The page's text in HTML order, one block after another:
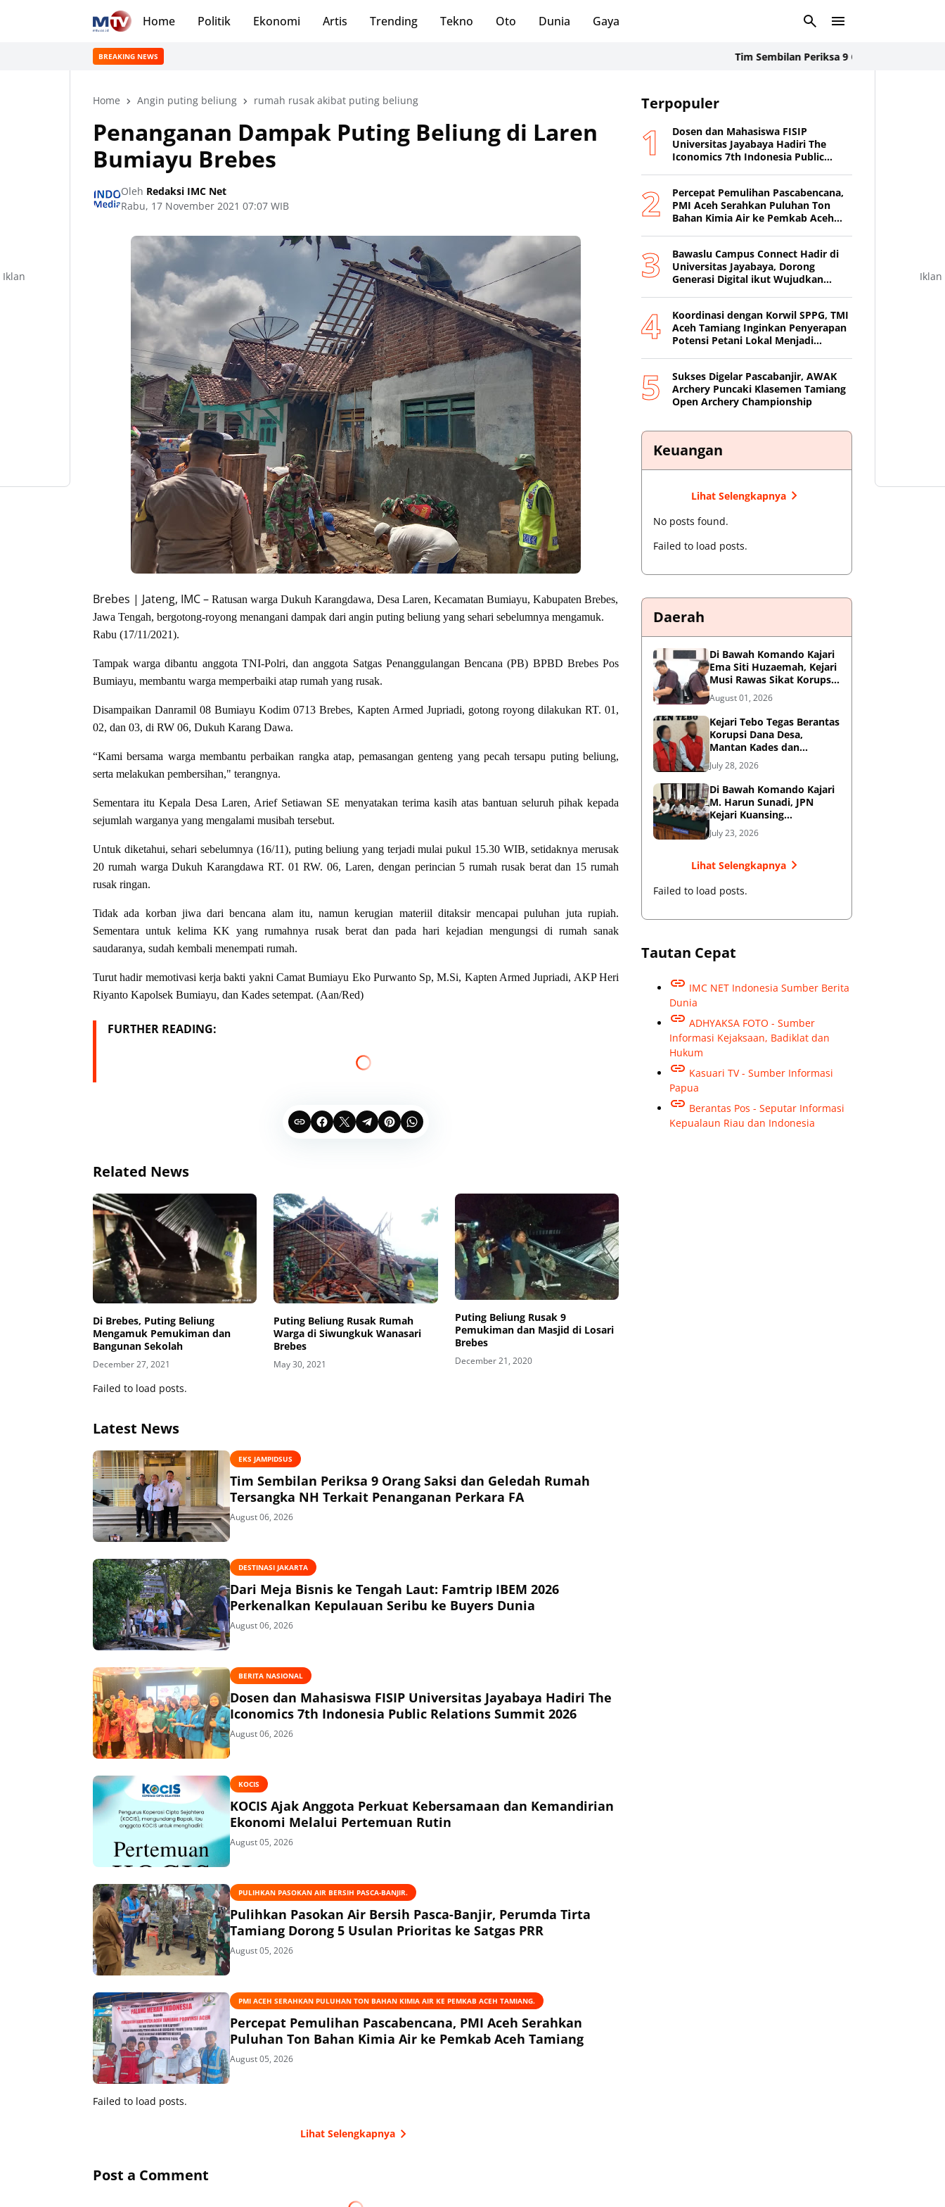
Home Politik Ekonomi Artis Trending Tekno Oto Dunia Gaya
BREAKING NEWS Tim Sembilan Periksa 9 Orang Saksi dan
Home Angin puting beliung rumah rusak akibat puting beliung
Penanganan Dampak Puting Beliung di Laren
Bumiayu Brebes
Oleh Redaksi IMC Net
Rabu, 17 November 2021 07:07 WIB
Brebes | Jateng, IMC – Ratusan warga Dukuh Karangdawa, Desa Laren, Kecamatan Bumiayu, Kabupaten Brebes,
Jawa Tengah, bergotong-royong menangani dampak dari angin puting beliung yang sehari sebelumnya mengamuk.
Rabu (17/11/2021).
Tampak warga dibantu anggota TNI-Polri, dan anggota Satgas Penanggulangan Bencana (PB) BPBD Brebes Pos
Bumiayu, membantu warga memperbaiki atap rumah yang rusak.
Disampaikan Danramil 08 Bumiayu Kodim 0713 Brebes, Kapten Armed Jupriadi, gotong royong dilakukan RT. 01,
02, dan 03, di RW 06, Dukuh Karang Dawa.
“Kami bersama warga membantu perbaikan rangka atap, pemasangan genteng yang pecah tersapu puting beliung,
serta melakukan pembersihan," terangnya.
Sementara itu Kepala Desa Laren, Arief Setiawan SE menyatakan terima kasih atas bantuan seluruh pihak kepada
sejumlah warganya yang mengalami musibah tersebut.
Untuk diketahui, sehari sebelumnya (16/11), puting beliung yang terjadi mulai pukul 15.30 WIB, setidaknya merusak
20 rumah warga Dukuh Karangdawa RT. 01 RW. 06, Laren, dengan perincian 5 rumah rusak berat dan 15 rumah
rusak ringan.
Tidak ada korban jiwa dari bencana alam itu, namun kerugian materiil ditaksir mencapai puluhan juta rupiah.
Sementara untuk kelima KK yang rumahnya rusak berat dan pada hari kejadian mengungsi di rumah sanak
saudaranya, sudah kembali menempati rumah.
Turut hadir memotivasi kerja bakti yakni Camat Bumiayu Eko Purwanto Sp, M.Si, Kapten Armed Jupriadi, AKP Heri
Riyanto Kapolsek Bumiayu, dan Kades setempat. (Aan/Red)
FURTHER READING:
Related News
Di Brebes, Puting Beliung
Mengamuk Pemukiman dan
Bangunan Sekolah
December 27, 2021
Puting Beliung Rusak Rumah
Warga di Siwungkuk Wanasari
Brebes
May 30, 2021
Puting Beliung Rusak 9
Pemukiman dan Masjid di Losari
Brebes
December 21, 2020
Failed to load posts.
Latest News
EKS JAMPIDSUS
Tim Sembilan Periksa 9 Orang Saksi dan Geledah Rumah
Tersangka NH Terkait Penanganan Perkara FA
August 06, 2026
DESTINASI JAKARTA
Dari Meja Bisnis ke Tengah Laut: Famtrip IBEM 2026
Perkenalkan Kepulauan Seribu ke Buyers Dunia
August 06, 2026
BERITA NASIONAL
Dosen dan Mahasiswa FISIP Universitas Jayabaya Hadiri The
Iconomics 7th Indonesia Public Relations Summit 2026
August 06, 2026
KOCIS
KOCIS Ajak Anggota Perkuat Kebersamaan dan Kemandirian
Ekonomi Melalui Pertemuan Rutin
August 05, 2026
PULIHKAN PASOKAN AIR BERSIH PASCA-BANJIR.
Pulihkan Pasokan Air Bersih Pasca-Banjir, Perumda Tirta
Tamiang Dorong 5 Usulan Prioritas ke Satgas PRR
August 05, 2026
PMI ACEH SERAHKAN PULUHAN TON BAHAN KIMIA AIR KE PEMKAB ACEH TAMIANG.
Percepat Pemulihan Pascabencana, PMI Aceh Serahkan
Puluhan Ton Bahan Kimia Air ke Pemkab Aceh Tamiang
August 05, 2026
Failed to load posts.
Lihat Selengkapnya
Post a Comment
Terpopuler
Dosen dan Mahasiswa FISIP
Universitas Jayabaya Hadiri The
Iconomics 7th Indonesia Public
Percepat Pemulihan Pascabencana,
PMI Aceh Serahkan Puluhan Ton
Bahan Kimia Air ke Pemkab Aceh
Bawaslu Campus Connect Hadir di
Universitas Jayabaya, Dorong
Generasi Digital ikut Wujudkan
Koordinasi dengan Korwil SPPG, TMI
Aceh Tamiang Inginkan Penyerapan
Potensi Petani Lokal Menjadi
Sukses Digelar Pascabanjir, AWAK
Archery Puncaki Klasemen Tamiang
Open Archery Championship
Keuangan
Lihat Selengkapnya
No posts found.
Failed to load posts.
Daerah
Di Bawah Komando Kajari
Ema Siti Huzaemah, Kejari
Musi Rawas Sikat Korupsi
Dana Sawit, Negara
Selamatkan Rp1,26 Miliar
August 01, 2026
Kejari Tebo Tegas Berantas
Korupsi Dana Desa,
Mantan Kades dan
Bendahara Resmi Jadi
Tersangka
July 28, 2026
Di Bawah Komando Kajari
M. Harun Sunadi, JPN
Kejari Kuansing
Menangkan Gugatan PTUN
dan Amankan Aset
July 23, 2026
Lihat Selengkapnya
Failed to load posts.
Tautan Cepat
IMC NET Indonesia Sumber Berita
Dunia
ADHYAKSA FOTO - Sumber
Informasi Kejaksaan, Badiklat dan
Hukum
Kasuari TV - Sumber Informasi
Papua
Berantas Pos - Seputar Informasi
Kepualaun Riau dan Indonesia
Iklan Iklan